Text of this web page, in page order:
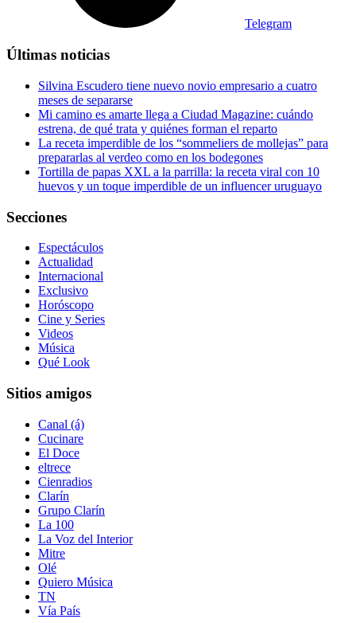
Telegram
Últimas noticias
Silvina Escudero tiene nuevo novio empresario a cuatro
meses de separarse
Mi camino es amarte llega a Ciudad Magazine: cuándo
estrena, de qué trata y quiénes forman el reparto
La receta imperdible de los “sommeliers de mollejas” para
prepararlas al verdeo como en los bodegones
Tortilla de papas XXL a la parrilla: la receta viral con 10
huevos y un toque imperdible de un influencer uruguayo
Secciones
Espectáculos
Actualidad
Internacional
Exclusivo
Horóscopo
Cine y Series
Videos
Música
Qué Look
Sitios amigos
Canal (á)
Cucinare
El Doce
eltrece
Cienradios
Clarín
Grupo Clarín
La 100
La Voz del Interior
Mitre
Olé
Quiero Música
TN
Vía País